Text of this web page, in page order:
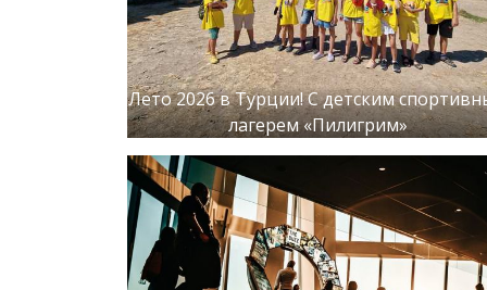
Лето 2026 в Турции! С детским
лагерем «Пилигрим»